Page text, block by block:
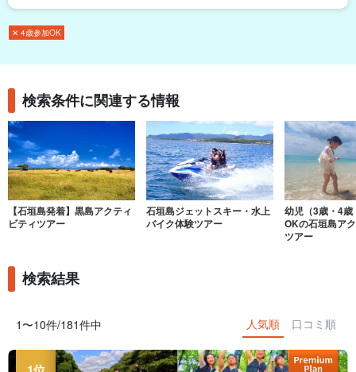
✕ 4歳参加OK
検索条件に関連する情報
【石垣島発着】黒島アクティ
ビティツアー
石垣島ジェットスキー・水上
バイク体験ツアー
幼児（3歳・4
OKの石垣島ア
ツアー
検索結果
1〜10件/181件中 人気順 口コミ順